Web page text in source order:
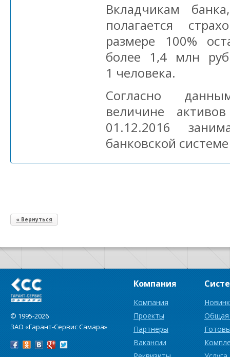
Вкладчикам
полагается
размере 100%
более 1,4 млн
1 человека.
Согласно
величине
01.12.2016
банковской
« Вернуться
© 1995-2026
ЗАО «Гарант-Сервис Самара»
Компания
Компания
Проекты
Партнеры
Вакансии
Общая